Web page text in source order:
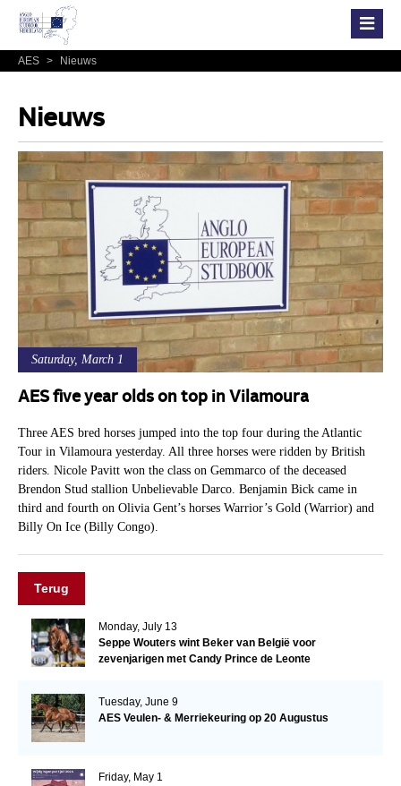
AES > Nieuws
Nieuws
Saturday, March 1
AES five year olds on top in Vilamoura
Three AES bred horses jumped into the top four during the Atlantic
Tour in Vilamoura yesterday. All three horses were ridden by British
riders. Nicole Pavitt won the class on Gemmarco of the deceased
Brendon Stud stallion Unbelievable Darco. Benjamin Bick came in
third and fourth on Olivia Gent’s horses Warrior’s Gold (Warrior) and
Billy On Ice (Billy Congo).
Terug
Monday, July 13
Seppe Wouters wint Beker van België voor
zevenjarigen met Candy Prince de Leonte
Tuesday, June 9
AES Veulen- & Merriekeuring op 20 Augustus
Friday, May 1